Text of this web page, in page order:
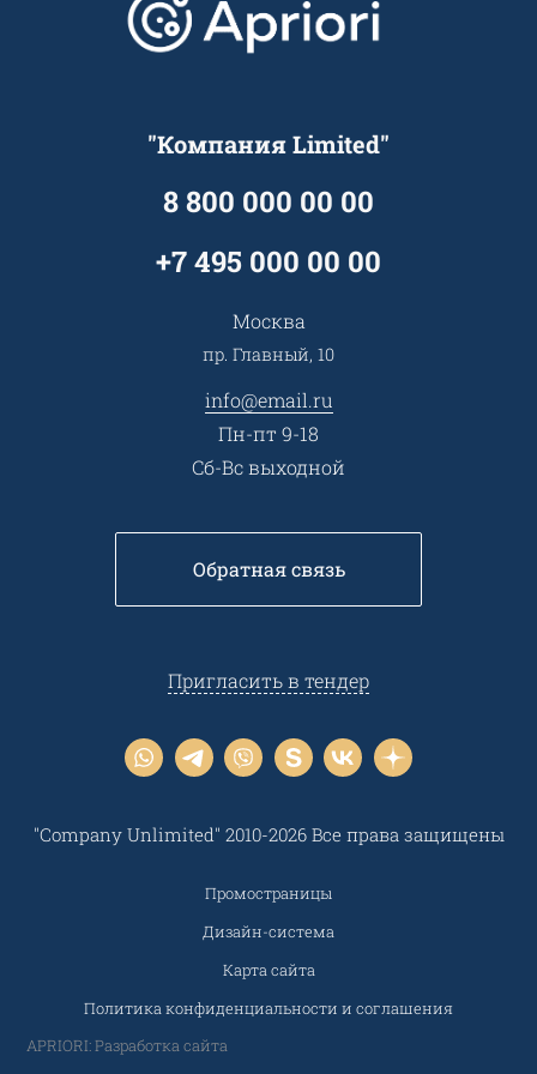
"Компания Limited"
8 800 000 00 00
+7 495 000 00 00
Москва
пр. Главный, 10
info@email.ru
Пн-пт 9-18
Сб-Вс выходной
Обратная связь
Пригласить в тендер
Оптовым клиентам
Презентации и каталоги
Партнерская программа
Достижения и награды
Сотрудничество
"Company Unlimited" 2010-2026 Все права защищены
Промостраницы
Дизайн-система
Карта сайта
Политика конфиденциальности и соглашения
APRIORI: Разработка сайта